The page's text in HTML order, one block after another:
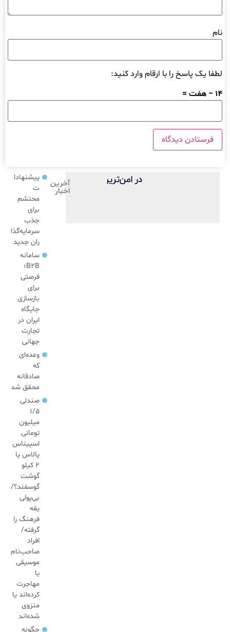
نام
لطفا یک پاسخ را با ارقام وارد کنید:
14 − هفت =
آخرین
اخبار
پیشنهادا
ت
محتشم
برای
جذب
سرمایه‌گذا
ران جدید
سامانه
B2B؛
فرصتی
برای
بازسازی
جایگاه
ایران در
تجارت
جهانی
وعده‌ای
که
صادقانه
محقق شد
صندلی
۱/۵
میلیون
تومانی
اسپیناس
پالاس یا
۲ کیلو
گوشت
گوسفند؟/
بی‌پولی
یقه
فرهنگ را
گرفته/
افراد
صاحب‌نام
موسیقی
یا
مهاجرت
کرده‌اند یا
منزوی
شده‌اند
چگونه